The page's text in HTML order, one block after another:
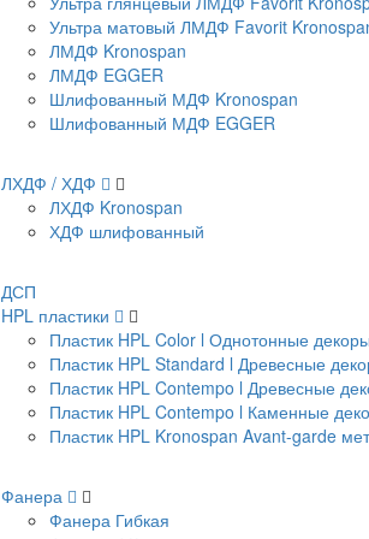
Ультра матовый ЛМДФ Favorit
ЛМДФ Kronospan
ЛМДФ EGGER
Шлифованный МДФ Kronospan
Шлифованный МДФ EGGER
ЛХДФ / ХДФ
ЛХДФ Kronospan
ХДФ шлифованный
ДСП
HPL пластики
Пластик HPL Color l Однотонные декоры
Пластик HPL Standard l Древесные
Пластик HPL Contempo l Древесные
Пластик HPL Contempo l Каменные
Пластик HPL Kronospan Avant-garde
Фанера
Фанера Гибкая